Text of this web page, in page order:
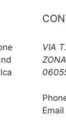
VIA
Email